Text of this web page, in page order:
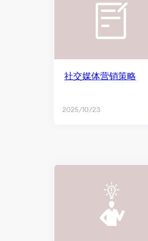
社交媒体营销策略
2025/10/23